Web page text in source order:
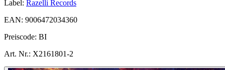
Label: Razelli Records
EAN: 9006472034360
Preiscode: BI
Art. Nr.: X2161801-2